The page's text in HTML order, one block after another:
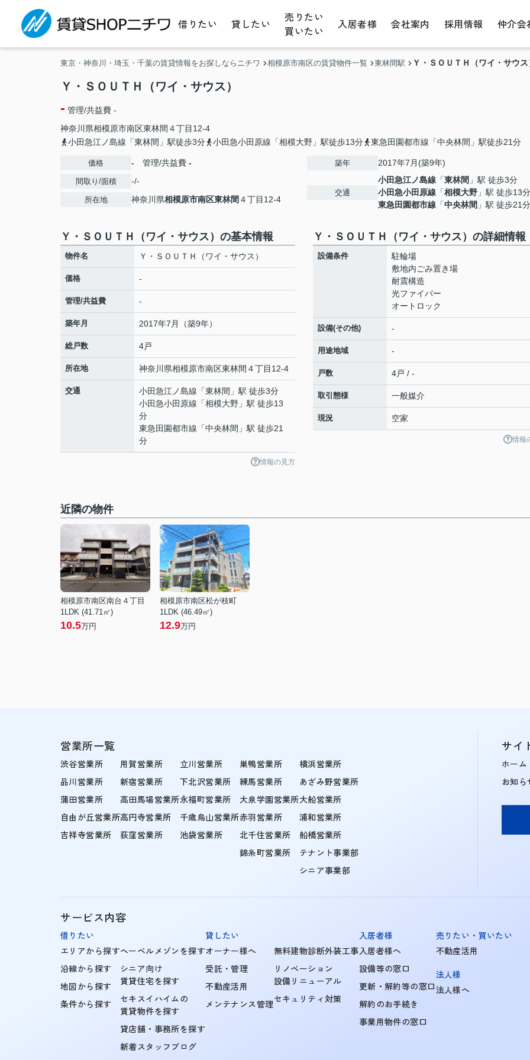
借りたい 貸したい
売りたい
買いたい
入居者様 会社案内 採用情報 仲介会
東京・神奈川・埼玉・千葉の賃貸情報をお探しならニチワ 相模原市南区の賃貸物件一覧 東林間駅 Ｙ・ＳＯＵＴＨ（ワイ・サウス
Ｙ・ＳＯＵＴＨ（ワイ・サウス）
- 管理/共益費 -
神奈川県相模原市南区東林間 ４丁目12-4
小田急江ノ島線「東林間」駅徒歩3分
小田急小田原線「相模大野」駅徒歩13分 東急田園都市線「中央林間」駅徒歩21分
価格 - 管理/共益費 -
間取り/面積 -/-
所在地 神奈川県相模原市南区東林間 ４丁目12-4
築年 2017年7月(築9年)
交通
小田急江ノ島線 「東林間 」駅 徒歩3分
小田急小田原線 「相模大野 」駅 徒歩13分
東急田園都市線 「中央林間 」駅 徒歩21分
Ｙ・ＳＯＵＴＨ（ワイ・サウス）の基本情報
物件名 Ｙ・ＳＯＵＴＨ（ワイ・サウス）
価格 -
管理/共益費 -
築年月 2017年7月（築9年）
総戸数 4戸
所在地 神奈川県相模原市南区東林間 ４丁目12-4
交通 小田急江ノ島線 「東林間 」駅 徒歩3分
小田急小田原線 「相模大野 」駅 徒歩13
分
東急田園都市線 「中央林間 」駅 徒歩21
分
情報の見方
Ｙ・ＳＯＵＴＨ（ワイ・サウス）の詳細情報
設備条件
駐輪場
敷地内ごみ置き場
耐震構造
光ファイバー
オートロック
設備(その他) -
用途地域 -
戸数 4戸 / -
取引態様 一般媒介
現況 空家
情報
近隣の物件
相模原市南区南台４丁目
1LDK (41.71㎡)
10.5万円
相模原市南区松が枝町
1LDK (46.49㎡)
12.9万円
営業所一覧
渋谷営業所
品川営業所
蒲田営業所
自由が丘営業所
吉祥寺営業所
用賀営業所
新宿営業所
高田馬場営業所
高円寺営業所
荻窪営業所
立川営業所
下北沢営業所
永福町営業所
千歳烏山営業所
池袋営業所
巣鴨営業所
練馬営業所
大泉学園営業所
赤羽営業所
北千住営業所
錦糸町営業所
横浜営業所
あざみ野営業所
大船営業所
浦和営業所
船橋営業所
テナント事業部
シニア事業部
サイ
ホーム
お知ら
サービス内容
借りたい
エリアから探す
沿線から探す
地図から探す
条件から探す
ヘーベルメゾンを探す
シニア向け
賃貸住宅を探す
セキスイハイムの
賃貸物件を探す
貸店舗・事務所を探す
新着スタッフブログ
貸したい
オーナー様へ
受託・管理
不動産活用
メンテナンス管理
無料建物診断外装工事
リノベーション
設備リニューアル
セキュリティ対策
入居者様
入居者様へ
設備等の窓口
更新・解約等の窓口
解約のお手続き
事業用物件の窓口
売りたい・買いたい
不動産活用
法人様
法人様へ